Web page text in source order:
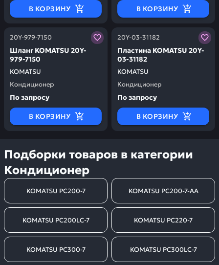
В КОРЗИНУ В КОРЗИНУ
20Y-979-7150
KOMATSU
Шланг KOMATSU 20Y-
979-7150
Кондиционер
Заказывая запчасти у нас, вы получаете гарантию
По запросу
В КОРЗИНУ
20Y-03-31182
KOMATSU
Пластина KOMATSU 20Y-
03-31182
Кондиционер
Заказывая запчасти у
По запросу
В КОРЗИНУ
Подборки товаров в категории
Кондиционер
KOMATSU PC200-7 KOMATSU PC200-7-AA
KOMATSU PC200LC-7 KOMATSU PC220-7
KOMATSU PC300-7 KOMATSU PC300LC-7